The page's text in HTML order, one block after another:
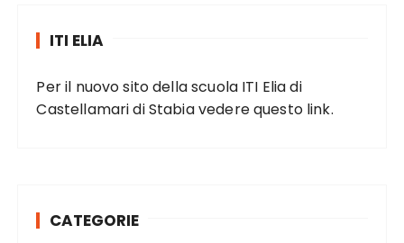
ITI ELIA
Per il nuovo sito della scuola ITI Elia di
Castellamari di Stabia vederequesto link.
CATEGORIE